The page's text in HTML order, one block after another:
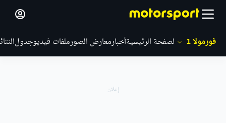
فورمولا 1 الصفحة الرئيسيةأخبارمعارض الصورملفات فيديوجدول